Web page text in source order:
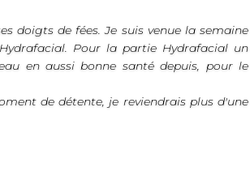
doigts de fées.Je suis venue la semaine
Pour la partie Hydrafacial un
en aussi bonne santé depuis, pour le
de détente, je reviendrais plus d'une